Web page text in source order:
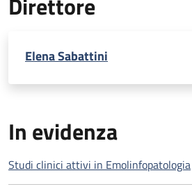
Elena Sabattini
In evidenza
Studi clinici attivi in Emolinfopatologia